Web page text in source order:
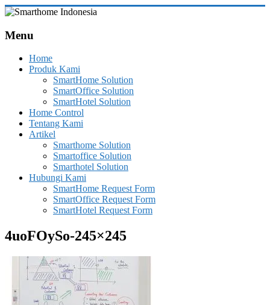
Skip
content
Indonesia
Leading
System
Consultant
Home,
Office
Automation
Menu
Home
Produk Kami
SmartHome Solution
SmartOffice Solution
SmartHotel Solution
Home Control
Tentang Kami
Artikel
Smarthome Solution
Smartoffice Solution
Smarthotel Solution
Hubungi Kami
SmartHome Request Form
SmartOffice Request Form
SmartHotel Request Form
4uoFOySo-245×245